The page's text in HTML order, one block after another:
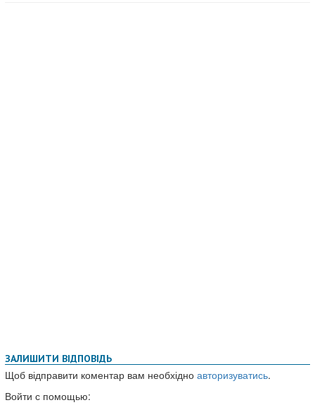
ЗАЛИШИТИ ВІДПОВІДЬ
Щоб відправити коментар вам необхідно авторизуватись.
Войти с помощью: